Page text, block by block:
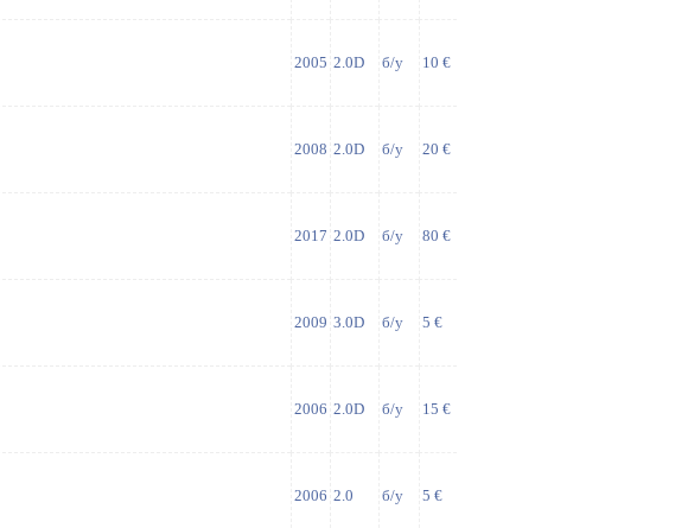
2005 2.0D б/у 10 €
2008 2.0D б/у 20 €
2017 2.0D б/у 80 €
2009 3.0D б/у 5 €
2006 2.0D б/у 15 €
2006 2.0 б/у 5 €